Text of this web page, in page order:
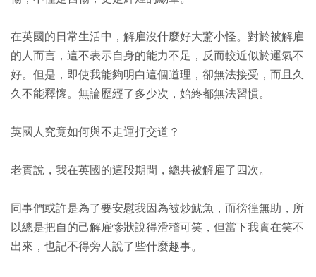
在英國的日常生活中，解雇沒什麼好大驚小怪。對於被解雇
的人而言，這不表示自身的能力不足，反而較近似於運氣不
好。但是，即使我能夠明白這個道理，卻無法接受，而且久
久不能釋懷。無論歷經了多少次，始終都無法習慣。
英國人究竟如何與不走運打交道？
老實說，我在英國的這段期間，總共被解雇了四次。
同事們或許是為了要安慰我因為被炒魷魚，而徬徨無助，所
以總是把自的己解雇慘狀說得滑稽可笑，但當下我實在笑不
出來，也記不得旁人說了些什麼趣事。